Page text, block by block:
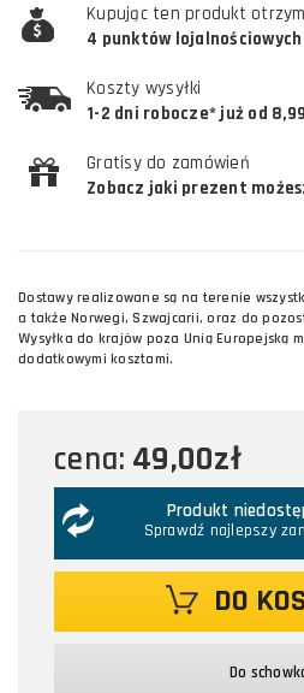
Kupując ten produkt
4 punktów lojalnościowych
Koszty wysyłki
1-2 dni robocze* już od
Gratisy do zamówień
Zobacz jaki prezent
Dostawy realizowane są na terenie
a także Norwegi, Szwajcarii, oraz do
Wysyłka do krajów poza Unią Europejską
dodatkowymi kosztami.
cena: 49,00zł
Produkt
Sprawdź najlepszy
DO
Do